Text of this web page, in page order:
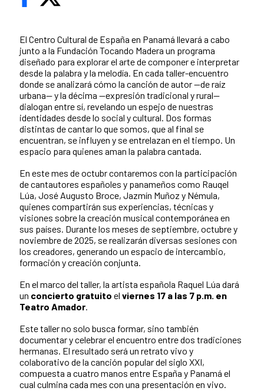
El Centro Cultural de España en Panamá llevará a cabo
junto a la Fundación Tocando Madera un programa
diseñado para explorar el arte de componer e interpretar
desde la palabra y la melodía. En cada taller-encuentro
donde se analizará cómo la canción de autor —de raíz
urbana— y la décima —expresión tradicional y rural—
dialogan entre sí, revelando un espejo de nuestras
identidades desde lo social y cultural. Dos formas
distintas de cantar lo que somos, que al final se
encuentran, se influyen y se entrelazan en el tiempo. Un
espacio para quienes aman la palabra cantada.
En este mes de octubr contaremos con la participación
de cantautores españoles y panameños como Rauqel
Lúa, José Augusto Broce, Jazmín Muñoz y Némula,
quienes compartirán sus experiencias, técnicas y
visiones sobre la creación musical contemporánea en
sus países. Durante los meses de septiembre, octubre y
noviembre de 2025, se realizarán diversas sesiones con
los creadores, generando un espacio de intercambio,
formación y creación conjunta.
En el marco del taller, la artista española Raquel Lúa dará
un concierto gratuito el viernes 17 a las 7 p.m. en
Teatro Amador.
Este taller no solo busca formar, sino también
documentar y celebrar el encuentro entre dos tradiciones
hermanas. El resultado será un retrato vivo y
colaborativo de la canción popular del siglo XXI,
compuesta a cuatro manos entre España y Panamá el
cual culmina cada mes con una presentación en vivo.